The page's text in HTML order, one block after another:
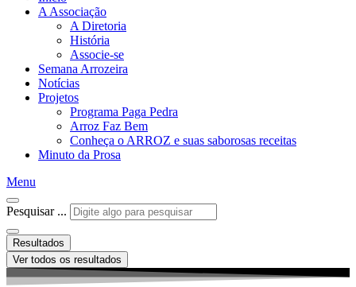
A Associação
A Diretoria
História
Associe-se
Semana Arrozeira
Notícias
Projetos
Programa Paga Pedra
Arroz Faz Bem
Conheça o ARROZ e suas saborosas receitas
Minuto da Prosa
Menu
Pesquisar ...
Resultados
Ver todos os resultados